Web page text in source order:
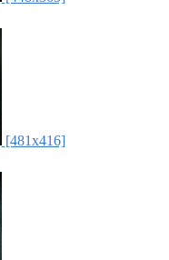
[481x416]